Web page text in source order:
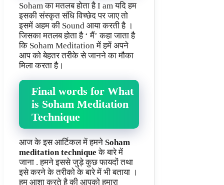
Soham का मतलब होता है I am यदि हम
इसकी संस्कृत संधि विच्छेद पर जाए तो
इसमें अहम की Sound आया करती है ।
जिसका मतलब होता है ‘ मैं’ कहा जाता है
कि Soham Meditation में हमें अपने
आप को बेहतर तरीके से जानने का मौका
मिला करता है।
Final words for What
is Soham Meditation
Technique
आज के इस आर्टिकल में हमने Soham
meditation techniqueके बारे में
जाना . हमने इससे जुड़े कुछ फायदों तथा
इसे करने के तरीको के बारे में भी बताया ।
हम आशा करते है की आपको हमारा